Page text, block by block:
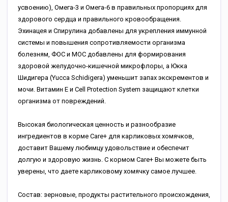
усвоению), Омега-3 и Омега-6 в правильных пропорциях для
здорового сердца и правильного кровообращения.
Эхинацея и Спирулина добавлены для укрепления иммунной
системы и повышения сопротивляемости организма
болезням, ФОС и МОС добавлены для формирования
здоровой желудочно-кишечной микрофлоры, а Юкка
Шидигера (Yucca Schidigera) уменьшит запах экскрементов и
мочи. Витамин Е и Cell Protection System защищают клетки
организма от повреждений.
Высокая биологическая ценность и разнообразие
ингредиентов в корме Care+ для карликовых хомячков,
доставит Вашему любимцу удовольствие и обеспечит
долгую и здоровую жизнь. С кормом Care+ Вы можете быть
уверены, что даете карликовому хомячку самое лучшее.
Состав: зерновые, продукты растительного происхождения,